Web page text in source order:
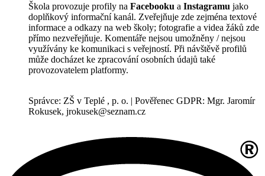
Škola provozuje profily na Facebooku a Instagramu jako
doplňkový informační kanál. Zveřejňuje zde zejména textové
informace a odkazy na web školy; fotografie a videa žáků zde
přímo nezveřejňuje. Komentáře nejsou umožněny / nejsou
využívány ke komunikaci s veřejností. Při návštěvě profilů
může docházet ke zpracování osobních údajů také
provozovatelem platformy.
Správce: ZŠ v Teplé , p. o. | Pověřenec GDPR: Mgr. Jaromír
Rokusek, jrokusek@seznam.cz